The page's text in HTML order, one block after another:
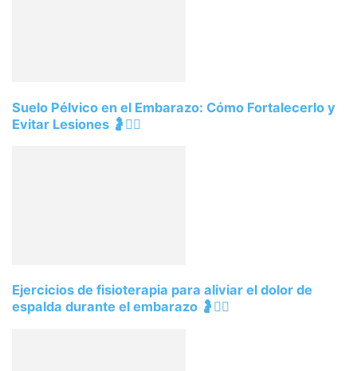
Suelo Pélvico en el Embarazo: Cómo Fortalecerlo y
Evitar Lesiones 🤰🧘‍♀️
Ejercicios de fisioterapia para aliviar el dolor de
espalda durante el embarazo 🤰🧘‍♀️